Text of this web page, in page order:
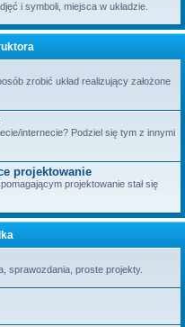
i symboli, miejsca w układzie.
zrobić układ realizujący założone
internecie? Podziel się tym z innymi
projektowanie
projektowanie stał się
sprawozdania, proste projekty.